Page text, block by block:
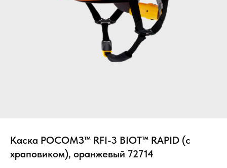
Каска РОСОМЗ™ RFI-3 BIOT™ RAPID (с
храповиком), оранжевый 72714